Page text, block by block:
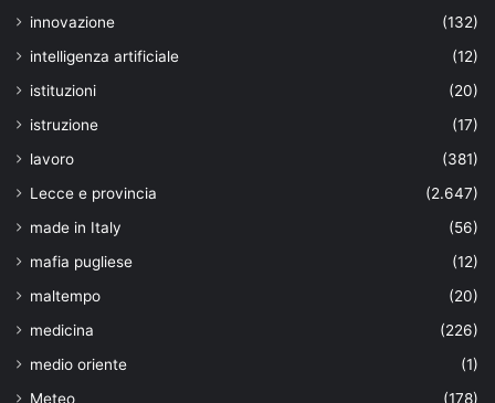
innovazione
(132)
intelligenza artificiale
(12)
istituzioni
(20)
istruzione
(17)
lavoro
(381)
Lecce e provincia
(2.647)
made in Italy
(56)
mafia pugliese
(12)
maltempo
(20)
medicina
(226)
medio oriente
(1)
Meteo
(178)